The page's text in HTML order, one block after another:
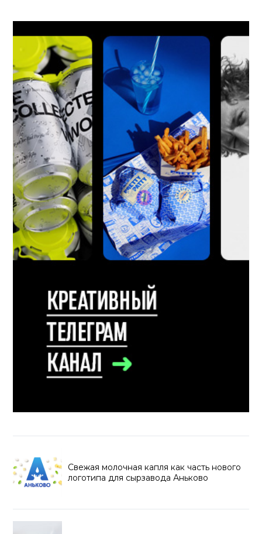
Свежая молочная капля как часть нового
логотипа для сырзавода Аньково